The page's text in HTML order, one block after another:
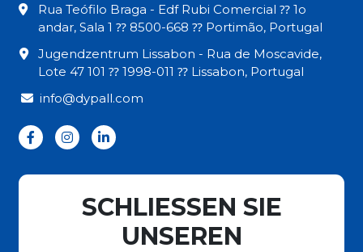
Rua Teófilo Braga - Edf Rubi Comercial ⁇ 1o
andar, Sala 1 ⁇ 8500-668 ⁇ Portimão, Portugal
Jugendzentrum Lissabon - Rua de Moscavide,
Lote 47 101 ⁇ 1998-011 ⁇ Lissabon, Portugal
info@dypall.com
SCHLIESSEN SIE
UNSEREN